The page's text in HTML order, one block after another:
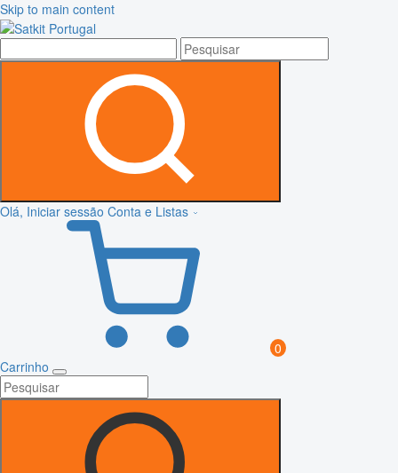
Skip to main content
Olá, Iniciar sessão Conta e Listas
0
Carrinho